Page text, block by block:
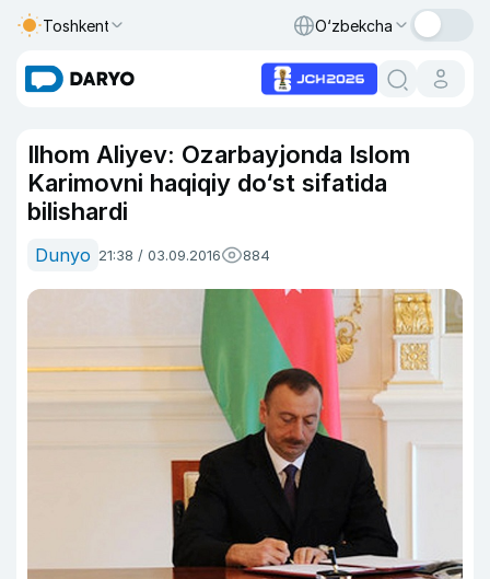
Toshkent O‘zbekcha
Ilhom Aliyev: Ozarbayjonda Islom
Karimovni haqiqiy do‘st sifatida
bilishardi
Dunyo 21:38 / 03.09.2016 884